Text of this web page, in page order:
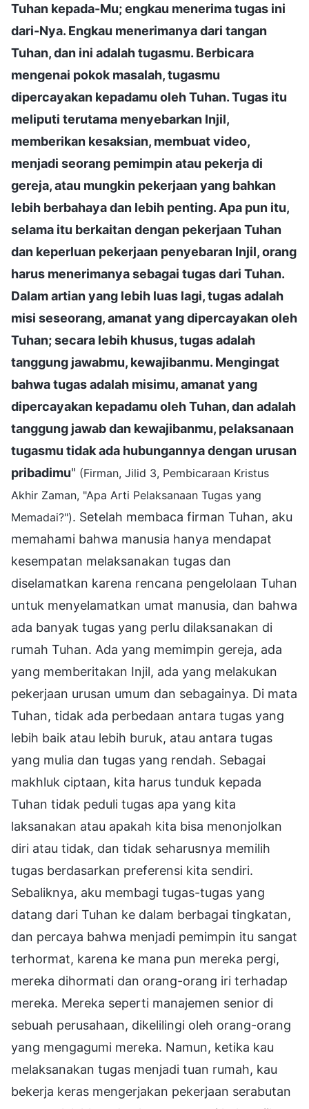
Tuhan kepada-Mu; engkau menerima tugas ini
dari-Nya. Engkau menerimanya dari tangan
Tuhan, dan ini adalah tugasmu. Berbicara
mengenai pokok masalah, tugasmu
dipercayakan kepadamu oleh Tuhan. Tugas itu
meliputi terutama menyebarkan Injil,
memberikan kesaksian, membuat video,
menjadi seorang pemimpin atau pekerja di
gereja, atau mungkin pekerjaan yang bahkan
lebih berbahaya dan lebih penting. Apa pun itu,
selama itu berkaitan dengan pekerjaan Tuhan
dan keperluan pekerjaan penyebaran Injil, orang
harus menerimanya sebagai tugas dari Tuhan.
Dalam artian yang lebih luas lagi, tugas adalah
misi seseorang, amanat yang dipercayakan oleh
Tuhan; secara lebih khusus, tugas adalah
tanggung jawabmu, kewajibanmu. Mengingat
bahwa tugas adalah misimu, amanat yang
dipercayakan kepadamu oleh Tuhan, dan adalah
tanggung jawab dan kewajibanmu, pelaksanaan
tugasmu tidak ada hubungannya dengan urusan
pribadimu" (Firman, Jilid 3, Pembicaraan Kristus
Akhir Zaman, "Apa Arti Pelaksanaan Tugas yang
Memadai?"). Setelah membaca firman Tuhan, aku
memahami bahwa manusia hanya mendapat
kesempatan melaksanakan tugas dan
diselamatkan karena rencana pengelolaan Tuhan
untuk menyelamatkan umat manusia, dan bahwa
ada banyak tugas yang perlu dilaksanakan di
rumah Tuhan. Ada yang memimpin gereja, ada
yang memberitakan Injil, ada yang melakukan
pekerjaan urusan umum dan sebagainya. Di mata
Tuhan, tidak ada perbedaan antara tugas yang
lebih baik atau lebih buruk, atau antara tugas
yang mulia dan tugas yang rendah. Sebagai
makhluk ciptaan, kita harus tunduk kepada
Tuhan tidak peduli tugas apa yang kita
laksanakan atau apakah kita bisa menonjolkan
diri atau tidak, dan tidak seharusnya memilih
tugas berdasarkan preferensi kita sendiri.
Sebaliknya, aku membagi tugas-tugas yang
datang dari Tuhan ke dalam berbagai tingkatan,
dan percaya bahwa menjadi pemimpin itu sangat
terhormat, karena ke mana pun mereka pergi,
mereka dihormati dan orang-orang iri terhadap
mereka. Mereka seperti manajemen senior di
sebuah perusahaan, dikelilingi oleh orang-orang
yang mengagumi mereka. Namun, ketika kau
melaksanakan tugas menjadi tuan rumah, kau
bekerja keras mengerjakan pekerjaan serabutan